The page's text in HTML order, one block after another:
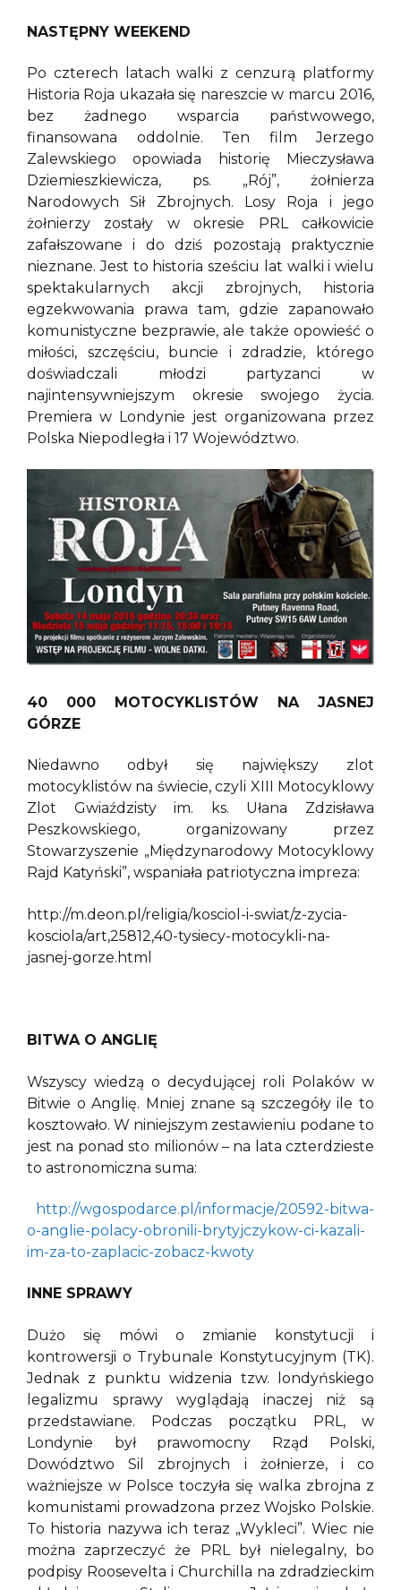
NASTĘPNY WEEKEND
Po czterech latach walki z cenzurą platformy
Historia Roja ukazała się nareszcie w marcu 2016,
bez żadnego wsparcia państwowego,
finansowana oddolnie. Ten film Jerzego
Zalewskiego opowiada historię Mieczysława
Dziemieszkiewicza, ps. „Rój”, żołnierza
Narodowych Sił Zbrojnych. Losy Roja i jego
żołnierzy zostały w okresie PRL całkowicie
zafałszowane i do dziś pozostają praktycznie
nieznane. Jest to historia sześciu lat walki i wielu
spektakularnych akcji zbrojnych, historia
egzekwowania prawa tam, gdzie zapanowało
komunistyczne bezprawie, ale także opowieść o
miłości, szczęściu, buncie i zdradzie, którego
doświadczali młodzi partyzanci w
najintensywniejszym okresie swojego życia.
Premiera w Londynie jest organizowana przez
Polska Niepodległa i 17 Województwo.
40 000 MOTOCYKLISTÓW NA JASNEJ
GÓRZE
Niedawno odbył się największy zlot
motocyklistów na świecie, czyli XIII Motocyklowy
Zlot Gwiaździsty im. ks. Ułana Zdzisława
Peszkowskiego, organizowany przez
Stowarzyszenie „Międzynarodowy Motocyklowy
Rajd Katyński”, wspaniała patriotyczna impreza:
http://m.deon.pl/religia/kosciol-i-swiat/z-zycia-
kosciola/art,25812,40-tysiecy-motocykli-na-
jasnej-gorze.html
BITWA O ANGLIĘ
Wszyscy wiedzą o decydującej roli Polaków w
Bitwie o Anglię. Mniej znane są szczegóły ile to
kosztowało. W niniejszym zestawieniu podane to
jest na ponad sto milionów – na lata czterdzieste
to astronomiczna suma:
http://wgospodarce.pl/informacje/20592-bitwa-
o-anglie-polacy-obronili-brytyjczykow-ci-kazali-
im-za-to-zaplacic-zobacz-kwoty
INNE SPRAWY
Dużo się mówi o zmianie konstytucji i
kontrowersji o Trybunale Konstytucyjnym (TK).
Jednak z punktu widzenia tzw. londyńskiego
legalizmu sprawy wyglądają inaczej niż są
przedstawiane. Podczas początku PRL, w
Londynie był prawomocny Rząd Polski,
Dowództwo Sil zbrojnych i żołnierze, i co
ważniejsze w Polsce toczyła się walka zbrojna z
komunistami prowadzona przez Wojsko Polskie.
To historia nazywa ich teraz „Wykleci”. Wiec nie
można zaprzeczyć że PRL był nielegalny, bo
podpisy Roosevelta i Churchilla na zdradzieckim